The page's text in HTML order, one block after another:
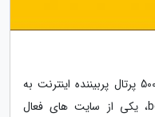
سایت اینترنتی expedia.com، یکی از 500 پرتال پربیننده اینترنت به
شمار می رود که همانند booking.com، یکی از سایت های فعال